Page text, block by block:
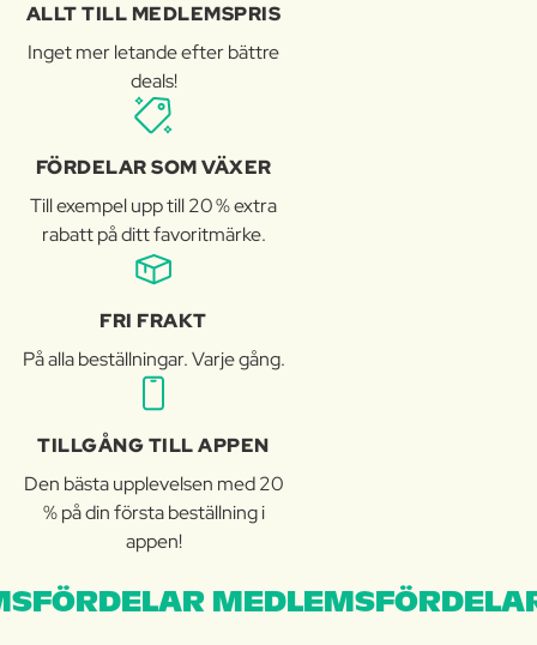
ALLT TILL MEDLEMSPRIS
Inget mer letande efter bättre
deals!
FÖRDELAR SOM VÄXER
Till exempel upp till 20 % extra
rabatt på ditt favoritmärke.
FRI FRAKT
På alla beställningar. Varje gång.
TILLGÅNG TILL APPEN
Den bästa upplevelsen med 20
% på din första beställning i
appen!